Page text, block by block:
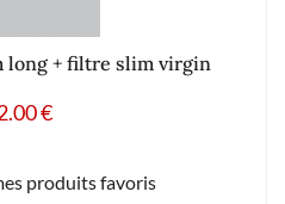
long + filtre slim virgin
€
produits favoris